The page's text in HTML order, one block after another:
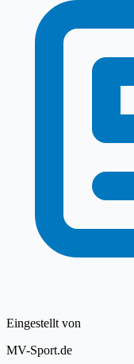
Eingestellt von
MV-Sport.de